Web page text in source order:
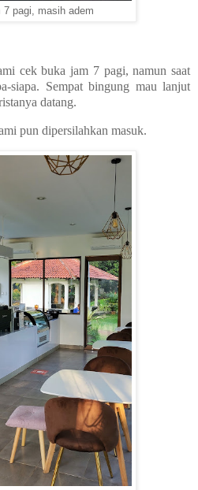
7 pagi, masih adem
cek buka jam 7 pagi, namun saat
siapa. Sempat bingung mau lanjut
datang.
pun dipersilahkan masuk.